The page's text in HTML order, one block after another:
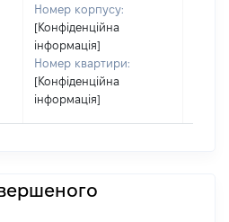
Номер корпусу:
[Конфіденційна
інформація]
Номер квартири:
[Конфіденційна
інформація]